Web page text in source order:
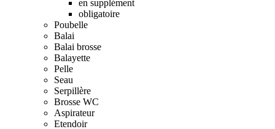
en supplément
obligatoire
Poubelle
Balai
Balai brosse
Balayette
Pelle
Seau
Serpillère
Brosse WC
Aspirateur
Etendoir